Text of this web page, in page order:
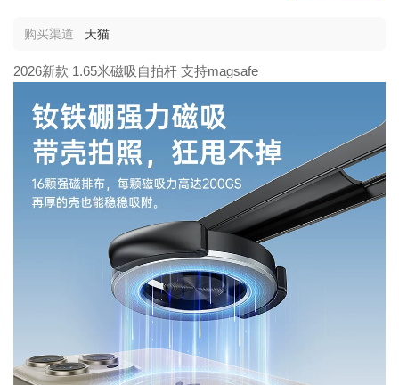
购买渠道 天猫
2026新款 1.65米磁吸自拍杆 支持magsafe